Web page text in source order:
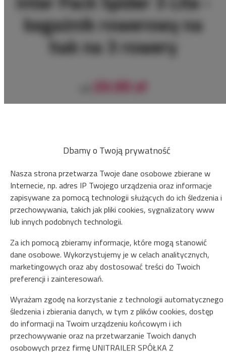
bagażnik rowerowy na
hak na 3 rowery
20.00 zł
Zobacz cennik
Gwarancja najniższej ceny przyczep tylko na naszej stronie www
Natychmiastowe potwierdzenie rezerwacji (płatność online)
Gwarantujemy pełne bezpieczeństwo transakcji
Dbamy o Twoją prywatność
Nasza strona przetwarza Twoje dane osobowe zbierane w
Internecie, np. adres IP Twojego urządzenia oraz informacje
zapisywane za pomocą technologii służących do ich śledzenia i
przechowywania, takich jak pliki cookies, sygnalizatory www
lub innych podobnych technologii.
Za ich pomocą zbieramy informacje, które mogą stanowić
dane osobowe. Wykorzystujemy je w celach analitycznych,
marketingowych oraz aby dostosować treści do Twoich
preferencji i zainteresowań.
Wyrażam zgodę na korzystanie z technologii automatycznego
śledzenia i zbierania danych, w tym z plików cookies, dostęp
do informacji na Twoim urządzeniu końcowym i ich
przechowywanie oraz na przetwarzanie Twoich danych
osobowych przez firmę UNITRAILER SPÓŁKA Z